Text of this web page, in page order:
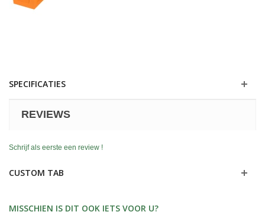
SPECIFICATIES
REVIEWS
Schrijf als eerste een review !
CUSTOM TAB
MISSCHIEN IS DIT OOK IETS VOOR U?